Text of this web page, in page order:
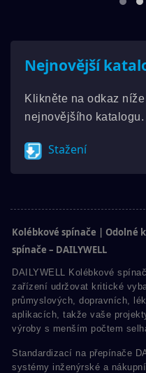
Nejnovější
Klikněte na odkaz
nejnovějšího katalogu.
Stažení
Kolébkové spínače | Odolné
spínače – DAILYWELL
DAILYWELL Kolébkové
zařízení udržovat kritické
průmyslových, dopravních,
aplikacích, takže vaše
výroby s menším počtem
Standardizací na přepínače
systémy inženýrské a